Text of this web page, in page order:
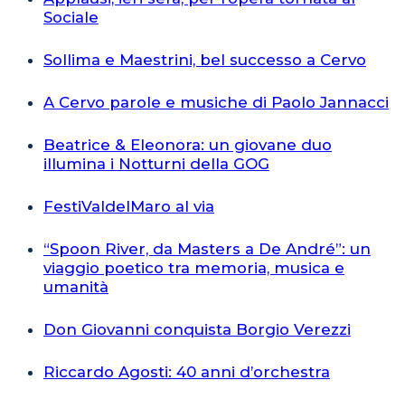
Sociale
Sollima e Maestrini, bel successo a Cervo
A Cervo parole e musiche di Paolo Jannacci
Beatrice & Eleonora: un giovane duo
illumina i Notturni della GOG
FestiValdelMaro al via
“Spoon River, da Masters a De André”: un
viaggio poetico tra memoria, musica e
umanità
Don Giovanni conquista Borgio Verezzi
Riccardo Agosti: 40 anni d’orchestra